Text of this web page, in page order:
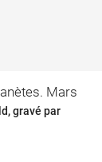
Mars
gravé par